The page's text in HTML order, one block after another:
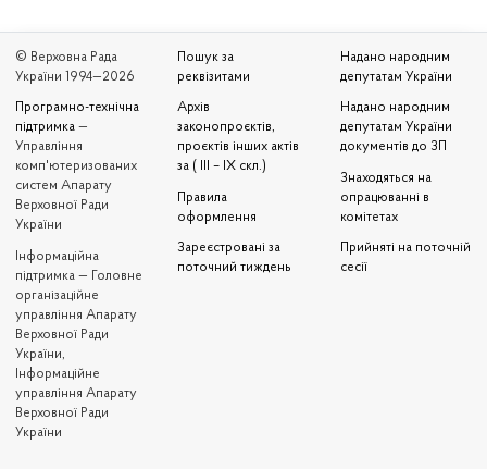
© Верховна Рада
України 1994—2026
Програмно-технічна
підтримка —
Управління
комп'ютеризованих
систем Апарату
Верховної Ради
України
Iнформаційна
підтримка — Головне
організаційне
управління Апарату
Верховної Ради
України,
Інформаційне
управління Апарату
Верховної Ради
України
Пошук за
реквізитами
Архів
законопроєктів,
проєктів інших актів
за ( III – IX скл.)
Правила
оформлення
Зареєстровані за
поточний тиждень
Надано народним
депутатам України
Надано народним
депутатам України
документів до ЗП
Знаходяться на
опрацюванні в
комітетах
Прийняті на поточній
сесії